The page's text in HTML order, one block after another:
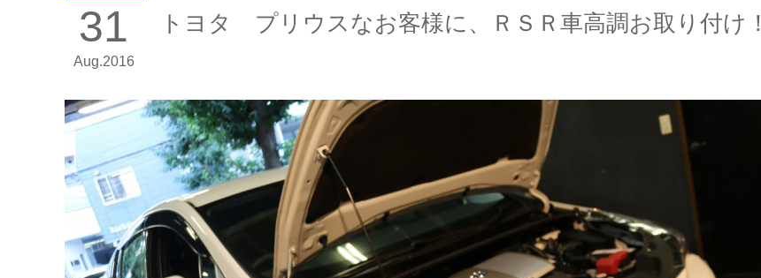
31
Aug 2016
トヨタ プリウスなお客様に、ＲＳＲ車高調お取り付け！